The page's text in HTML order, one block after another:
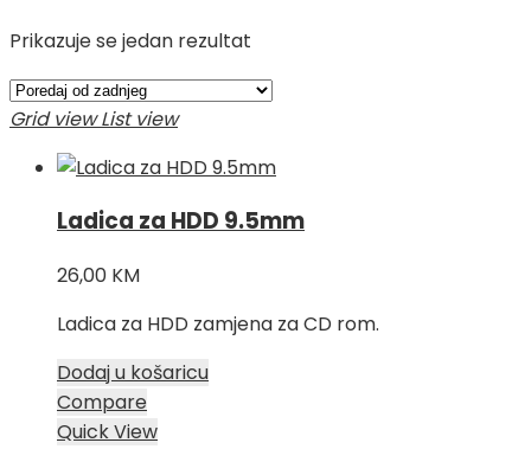
Prikazuje se jedan rezultat
Grid view List view
Ladica za HDD 9.5mm
26,00 KM
Ladica za HDD zamjena za CD rom.
Dodaj u košaricu
Compare
Quick View